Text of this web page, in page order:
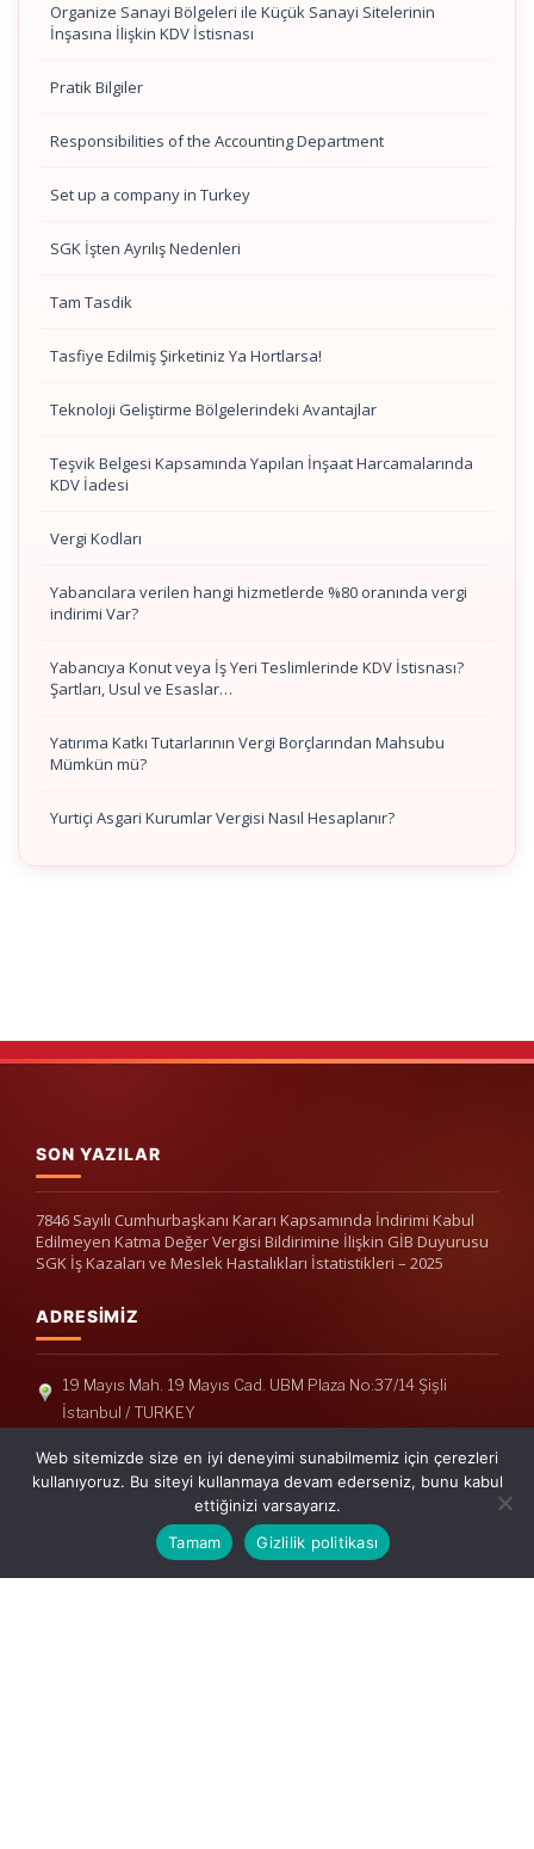
Organize Sanayi Bölgeleri ile Küçük Sanayi Sitelerinin
İnşasına İlişkin KDV İstisnası
Pratik Bilgiler
Responsibilities of the Accounting Department
Set up a company in Turkey
SGK İşten Ayrılış Nedenleri
Tam Tasdik
Tasfiye Edilmiş Şirketiniz Ya Hortlarsa!
Teknoloji Geliştirme Bölgelerindeki Avantajlar
Teşvik Belgesi Kapsamında Yapılan İnşaat Harcamalarında
KDV İadesi
Vergi Kodları
Yabancılara verilen hangi hizmetlerde %80 oranında vergi
indirimi Var?
Yabancıya Konut veya İş Yeri Teslimlerinde KDV İstisnası?
Şartları, Usul ve Esaslar…
Yatırıma Katkı Tutarlarının Vergi Borçlarından Mahsubu
Mümkün mü?
Yurtiçi Asgari Kurumlar Vergisi Nasıl Hesaplanır?
SON YAZILAR
7846 Sayılı Cumhurbaşkanı Kararı Kapsamında İndirimi Kabul
Edilmeyen Katma Değer Vergisi Bildirimine İlişkin GİB Duyurusu
SGK İş Kazaları ve Meslek Hastalıkları İstatistikleri – 2025
ADRESIMIZ
19 Mayıs Mah. 19 Mayıs Cad. UBM Plaza No:37/14 Şişli
İstanbul / TURKEY
Telefon: +90(212) 240 33 39
Telefon: +90(212) 248 19 36
info@erisymm.com
Web sitemizde size en iyi deneyimi sunabilmemiz için çerezleri
kullanıyoruz. Bu siteyi kullanmaya devam ederseniz, bunu kabul
ettiğinizi varsayarız.
Tamam
Gizlilik politikası